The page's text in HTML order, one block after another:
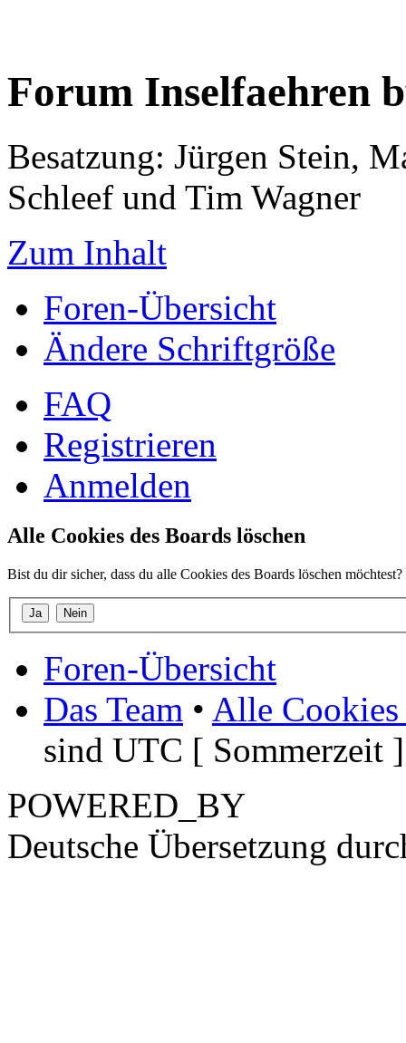
Forum Inselfaehren
Besatzung: Jürgen Stein,
Schleef und Tim Wagner
Zum Inhalt
Foren-Übersicht
Ändere Schriftgröße
FAQ
Registrieren
Anmelden
Alle Cookies des Boards löschen
Bist du dir sicher, dass du alle Cookies des Boards löschen möchtest?
Foren-Übersicht
Das Team • Alle Cookies
sind UTC [ Sommerzeit ]
POWERED_BY
Deutsche Übersetzung